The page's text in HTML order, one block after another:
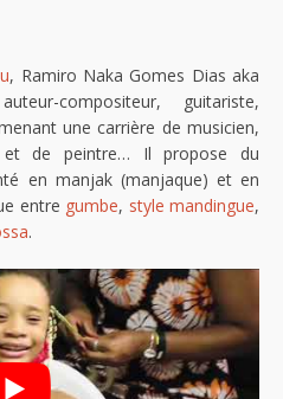
, Ramiro Naka Gomes Dias aka
compositeur, guitariste,
une carrière de musicien,
de peintre… Il propose du
en manjak (manjaque) et en
entre gumbe, style mandingue,
.